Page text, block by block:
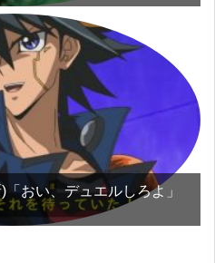
おい、デュエルしろよ」